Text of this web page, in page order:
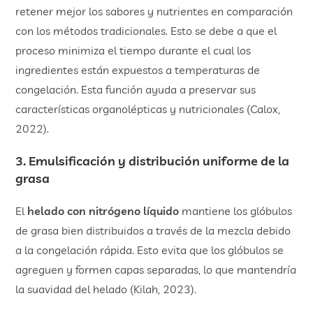
retener mejor los sabores y nutrientes en comparación
con los métodos tradicionales. Esto se debe a que el
proceso minimiza el tiempo durante el cual los
ingredientes están expuestos a temperaturas de
congelación. Esta función ayuda a preservar sus
características organolépticas y nutricionales​ (Calox,
2022).
3. Emulsificación y distribución uniforme de la
grasa
El helado con nitrógeno líquido mantiene los glóbulos
de grasa bien distribuidos a través de la mezcla debido
a la congelación rápida. Esto evita que los glóbulos se
agreguen y formen capas separadas, lo que mantendría
la suavidad del helado (Kilah, 2023).